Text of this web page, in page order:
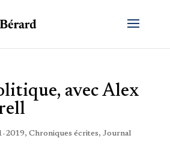
avec Alex
2019, Chroniques écrites, Journal